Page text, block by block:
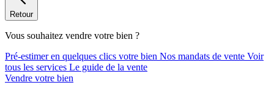
Retour
Vous souhaitez vendre votre bien ?
Pré-estimer en quelques clics votre bien Nos mandats de vente Voir
tous les services Le guide de la vente
Vendre votre bien